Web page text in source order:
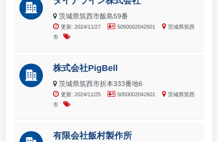
茨城県筑西市飯島59番
更新: 2024/11/27 5050002042601
茨城県筑西
市
株式会社PigBell
茨城県筑西市折本333番地6
更新: 2024/11/25 5050002042601
茨城県筑西
市
有限会社飯村製作所